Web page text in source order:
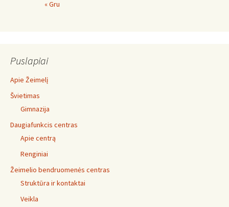
« Gru
Puslapiai
Apie Žeimelį
Švietimas
Gimnazija
Daugiafunkcis centras
Apie centrą
Renginiai
Žeimelio bendruomenės centras
Struktūra ir kontaktai
Veikla